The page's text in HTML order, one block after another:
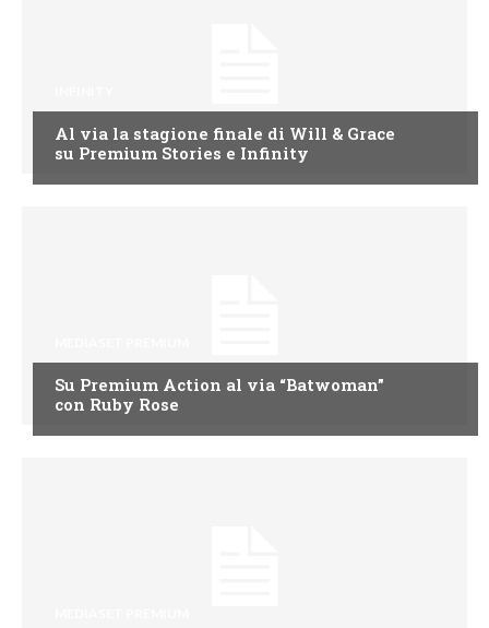
Al via la stagione finale di Will & Grace
su Premium Stories e Infinity
Su Premium Action al via “Batwoman”
con Ruby Rose